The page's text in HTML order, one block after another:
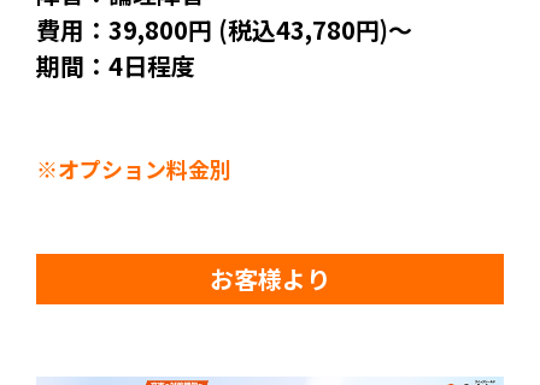
費用：39,800円 (税込43,780円)～
期間：4日程度
※オプション料金別
お客様より